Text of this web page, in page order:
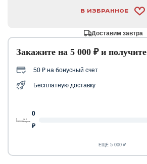
В избранное
Доставим завтра
Закажите на 5 000 ₽ и получите
50 ₽ на бонусный счет
Бесплатную доставку
ЕЩЁ 5 000 ₽
0
₽
0
бонусов
50 ₽
бонусов